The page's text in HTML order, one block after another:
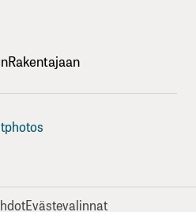
Evästevalinnat